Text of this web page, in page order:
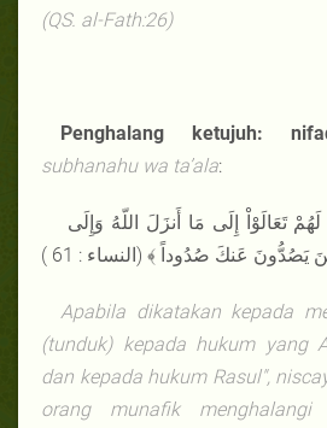
(QS. al-Fath:26)
Penghalang ketujuh:
subhanahu wa ta’ala:
يَصُدُّونَ عَنكَ صُدُوداً ﴾ (النساء : 61 )
Apabila dikatakan kepada
(tunduk) kepada hukum yang
dan kepada hukum Rasul",
orang munafik menghalangi